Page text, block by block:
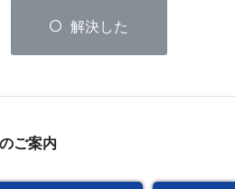
解決した
ご案内